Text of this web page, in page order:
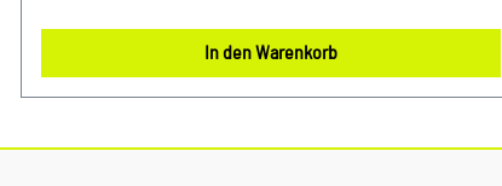
eine saubere und gesunde Luftqualität während der Fahrt. Er
wurde speziell für Audi und VW Fahrzeuge entwickelt und
Fahrzeuginsassen vor Allergenen und Schadstoffen
In den Warenkorb